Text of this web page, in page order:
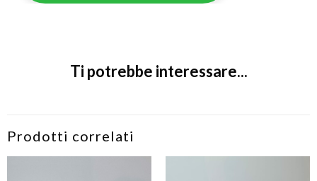
Ti potrebbe interessare...
Prodotti correlati